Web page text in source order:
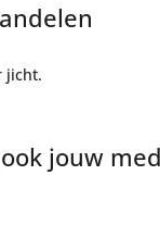
jicht.
jouw